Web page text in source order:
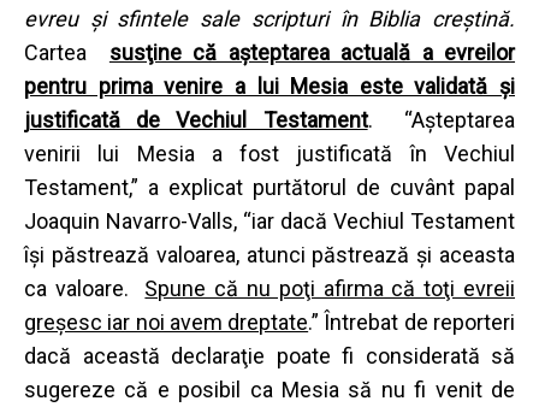
evreu şi sfintele sale scripturi în Biblia creştină.
Cartea
susţine că aşteptarea actuală a evreilor
pentru prima venire a lui Mesia este validată şi
justificată de Vechiul Testament. “Aşteptarea
venirii lui Mesia a fost justificată în Vechiul
Testament,” a explicat purtătorul de cuvânt papal
Joaquin Navarro-Valls, “iar dacă Vechiul Testament
îşi păstrează valoarea, atunci păstrează şi aceasta
ca valoare. Spune că nu poţi afirma că toţi evreii
greşesc iar noi avem dreptate.” Întrebat de reporteri
dacă această declaraţie poate fi considerată să
sugereze că e posibil ca Mesia să nu fi venit de